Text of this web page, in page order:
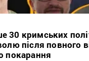
кримських
після повного
покарання